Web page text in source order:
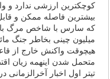
کوچکترین ارزشی ندارد و
بیشترین فاصله ممکن و
که سارس با شاخص مرگ
میلیون چینی بخاطر جنگ
هیچوقت واکنش خارج از
متحمل شدن اینهمه زیان
تیتر اول اخبار